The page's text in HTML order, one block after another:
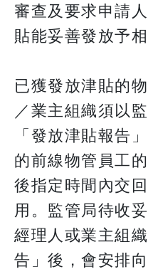
審查及要求申請
貼能妥善發放予
已獲發放津貼的
／業主組織須以
「發放津貼報告
的前線物管員工
後指定時間內交
用。監管局待收
經理人或業主組
告」後，會安排